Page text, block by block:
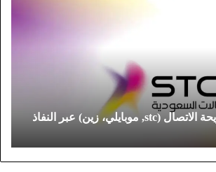
خطوات توثيق شريحة الاتصال (stc, موبايلي، زين) عبر النفاذ